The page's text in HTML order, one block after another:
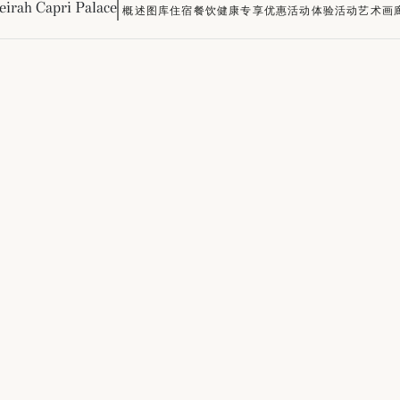
Capri Palace 概述图库住宿餐饮健康专享优惠活动体验活动艺术画